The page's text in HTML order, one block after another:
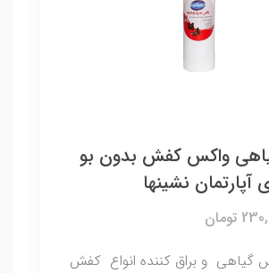
واکس کفش بدون بو
آپارتمان نشینها
تومان
گیاهی و براق کننده انواع کفش